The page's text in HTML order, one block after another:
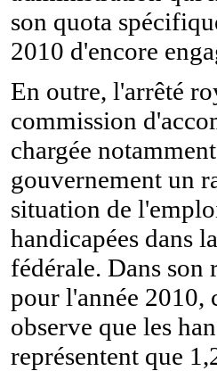
son quota
2010 d'encore
En outre, l'arrêté
commission
chargée
gouvernement un
situation de
handicapées dans
fédérale. Dans
pour l'année 2010,
observe que les
représentent que